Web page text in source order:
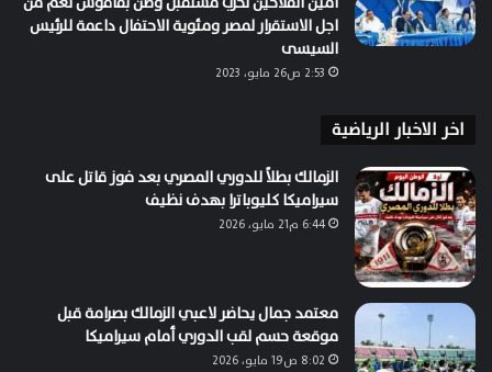
اجل الاستقرار لمصر ومئوية الاحتفال داعمة للرئيس
السيسى
2:53 ص26 مايو، 2023
اخر الاخبار الرياضية
الزمالك بطلاً للدوري المصري بعد فوز قاتل على
سيراميكا كليوباترا بهدف نظيف
6:44 م21 مايو، 2026
معتمد جمال يحاضر لاعبي الزمالك بصرامة قبل
موقعة حسم لقب الدوري أمام سيراميكا
8:02 ص19 مايو، 2026